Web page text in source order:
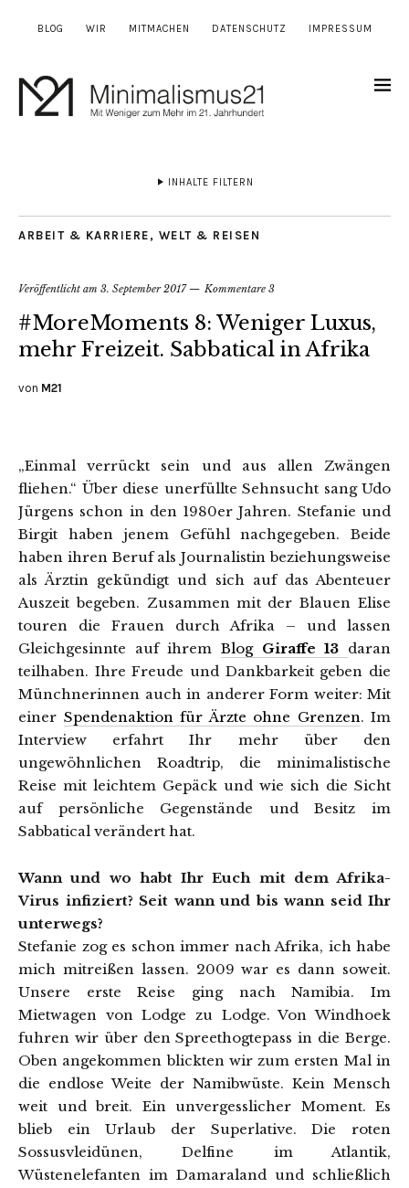
BLOG WIR MITMACHEN DATENSCHUTZ IMPRESSUM
INHALTE FILTERN
ARBEIT & KARRIERE , WELT & REISEN
Veröffentlicht am 3. September 2017 Kommentare 3
#MoreMoments 8: Weniger Luxus,
mehr Freizeit. Sabbatical in Afrika
von M21
„Einmal verrückt sein und aus allen Zwängen
fliehen.“ Über diese unerfüllte Sehnsucht sang Udo
Jürgens schon in den 1980er Jahren. Stefanie und
Birgit haben jenem Gefühl nachgegeben. Beide
haben ihren Beruf als Journalistin beziehungsweise
als Ärztin gekündigt und sich auf das Abenteuer
Auszeit begeben. Zusammen mit der Blauen Elise
touren die Frauen durch Afrika – und lassen
Gleichgesinnte auf ihrem Blog Giraffe 13 daran
teilhaben. Ihre Freude und Dankbarkeit geben die
Münchnerinnen auch in anderer Form weiter: Mit
einer Spendenaktion für Ärzte ohne Grenzen. Im
Interview erfahrt Ihr mehr über den
ungewöhnlichen Roadtrip, die minimalistische
Reise mit leichtem Gepäck und wie sich die Sicht
auf persönliche Gegenstände und Besitz im
Sabbatical verändert hat.
Wann und wo habt Ihr Euch mit dem Afrika-
Virus infiziert? Seit wann und bis wann seid Ihr
unterwegs?
Stefanie zog es schon immer nach Afrika, ich habe
mich mitreißen lassen. 2009 war es dann soweit.
Unsere erste Reise ging nach Namibia. Im
Mietwagen von Lodge zu Lodge. Von Windhoek
fuhren wir über den Spreethogtepass in die Berge.
Oben angekommen blickten wir zum ersten Mal in
die endlose Weite der Namibwüste. Kein Mensch
weit und breit. Ein unvergesslicher Moment. Es
blieb ein Urlaub der Superlative. Die roten
Sossusvleidünen, Delfine im Atlantik,
Wüstenelefanten im Damaraland und schließlich